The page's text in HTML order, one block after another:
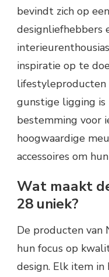
bevindt zich op
designliefhebbers
inspiratie op te
lifestyleproducten
gunstige ligging
bestemming voor
hoogwaardige
accessoires om
Wat maakt
28 uniek?
De producten van
hun focus op
design. Elk item